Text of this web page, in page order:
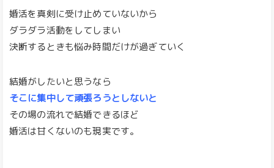
婚活を真剣に受け止めていないから
ダラダラ活動をしてしまい
決断するときも悩み時間だけが過ぎていく
結婚がしたいと思うなら
そこに集中して頑張ろうとしないと
その場の流れで結婚できるほど
婚活は甘くないのも現実です。